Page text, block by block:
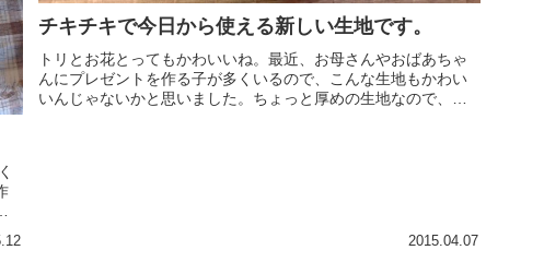
チキチキで今日から使える新しい生地です。
トリとお花とってもかわいいね。最近、お母さんやおばあちゃ
んにプレゼントを作る子が多くいるので、こんな生地もかわい
いんじゃないかと思いました。ちょっと厚めの生地なので、ト
2015.04.07